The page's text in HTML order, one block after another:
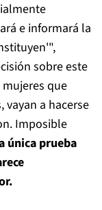
e informará la
sobre este
que
vayan a hacerse
Imposible
única prueba